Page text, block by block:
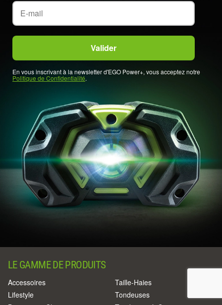
En vous inscrivant à la newsletter d'EGO Power+, vous acceptez notre
Politique de Confidentialité.
LE GAMME DE PRODUITS
Accessoires
Lifestyle
Taille-Haies
Tondeuses